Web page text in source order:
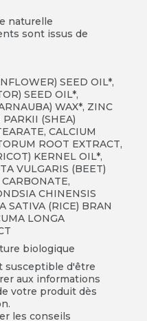
naturelle
sont issus de
SEED OIL*,
SEED OIL*,
WAX*, ZINC
(SHEA)
CALCIUM
ROOT EXTRACT,
KERNEL OIL*,
VULGARIS (BEET)
CHINENSIS
SATIVA (RICE) BRAN
LONGA
biologique
susceptible d'être
aux informations
votre produit dès
les conseils